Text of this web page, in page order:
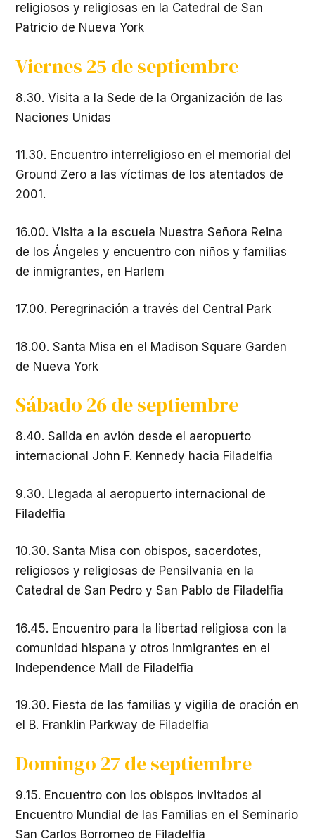
religiosos y religiosas en la Catedral de San
Patricio de Nueva York
Viernes 25 de septiembre
8.30. Visita a la Sede de la Organización de las
Naciones Unidas
11.30. Encuentro interreligioso en el memorial del
Ground Zero a las víctimas de los atentados de
2001.
16.00. Visita a la escuela Nuestra Señora Reina
de los Ángeles y encuentro con niños y familias
de inmigrantes, en Harlem
17.00. Peregrinación a través del Central Park
18.00. Santa Misa en el Madison Square Garden
de Nueva York
Sábado 26 de septiembre
8.40. Salida en avión desde el aeropuerto
internacional John F. Kennedy hacia Filadelfia
9.30. Llegada al aeropuerto internacional de
Filadelfia
10.30. Santa Misa con obispos, sacerdotes,
religiosos y religiosas de Pensilvania en la
Catedral de San Pedro y San Pablo de Filadelfia
16.45. Encuentro para la libertad religiosa con la
comunidad hispana y otros inmigrantes en el
Independence Mall de Filadelfia
19.30. Fiesta de las familias y vigilia de oración en
el B. Franklin Parkway de Filadelfia
Domingo 27 de septiembre
9.15. Encuentro con los obispos invitados al
Encuentro Mundial de las Familias en el Seminario
San Carlos Borromeo de Filadelfia